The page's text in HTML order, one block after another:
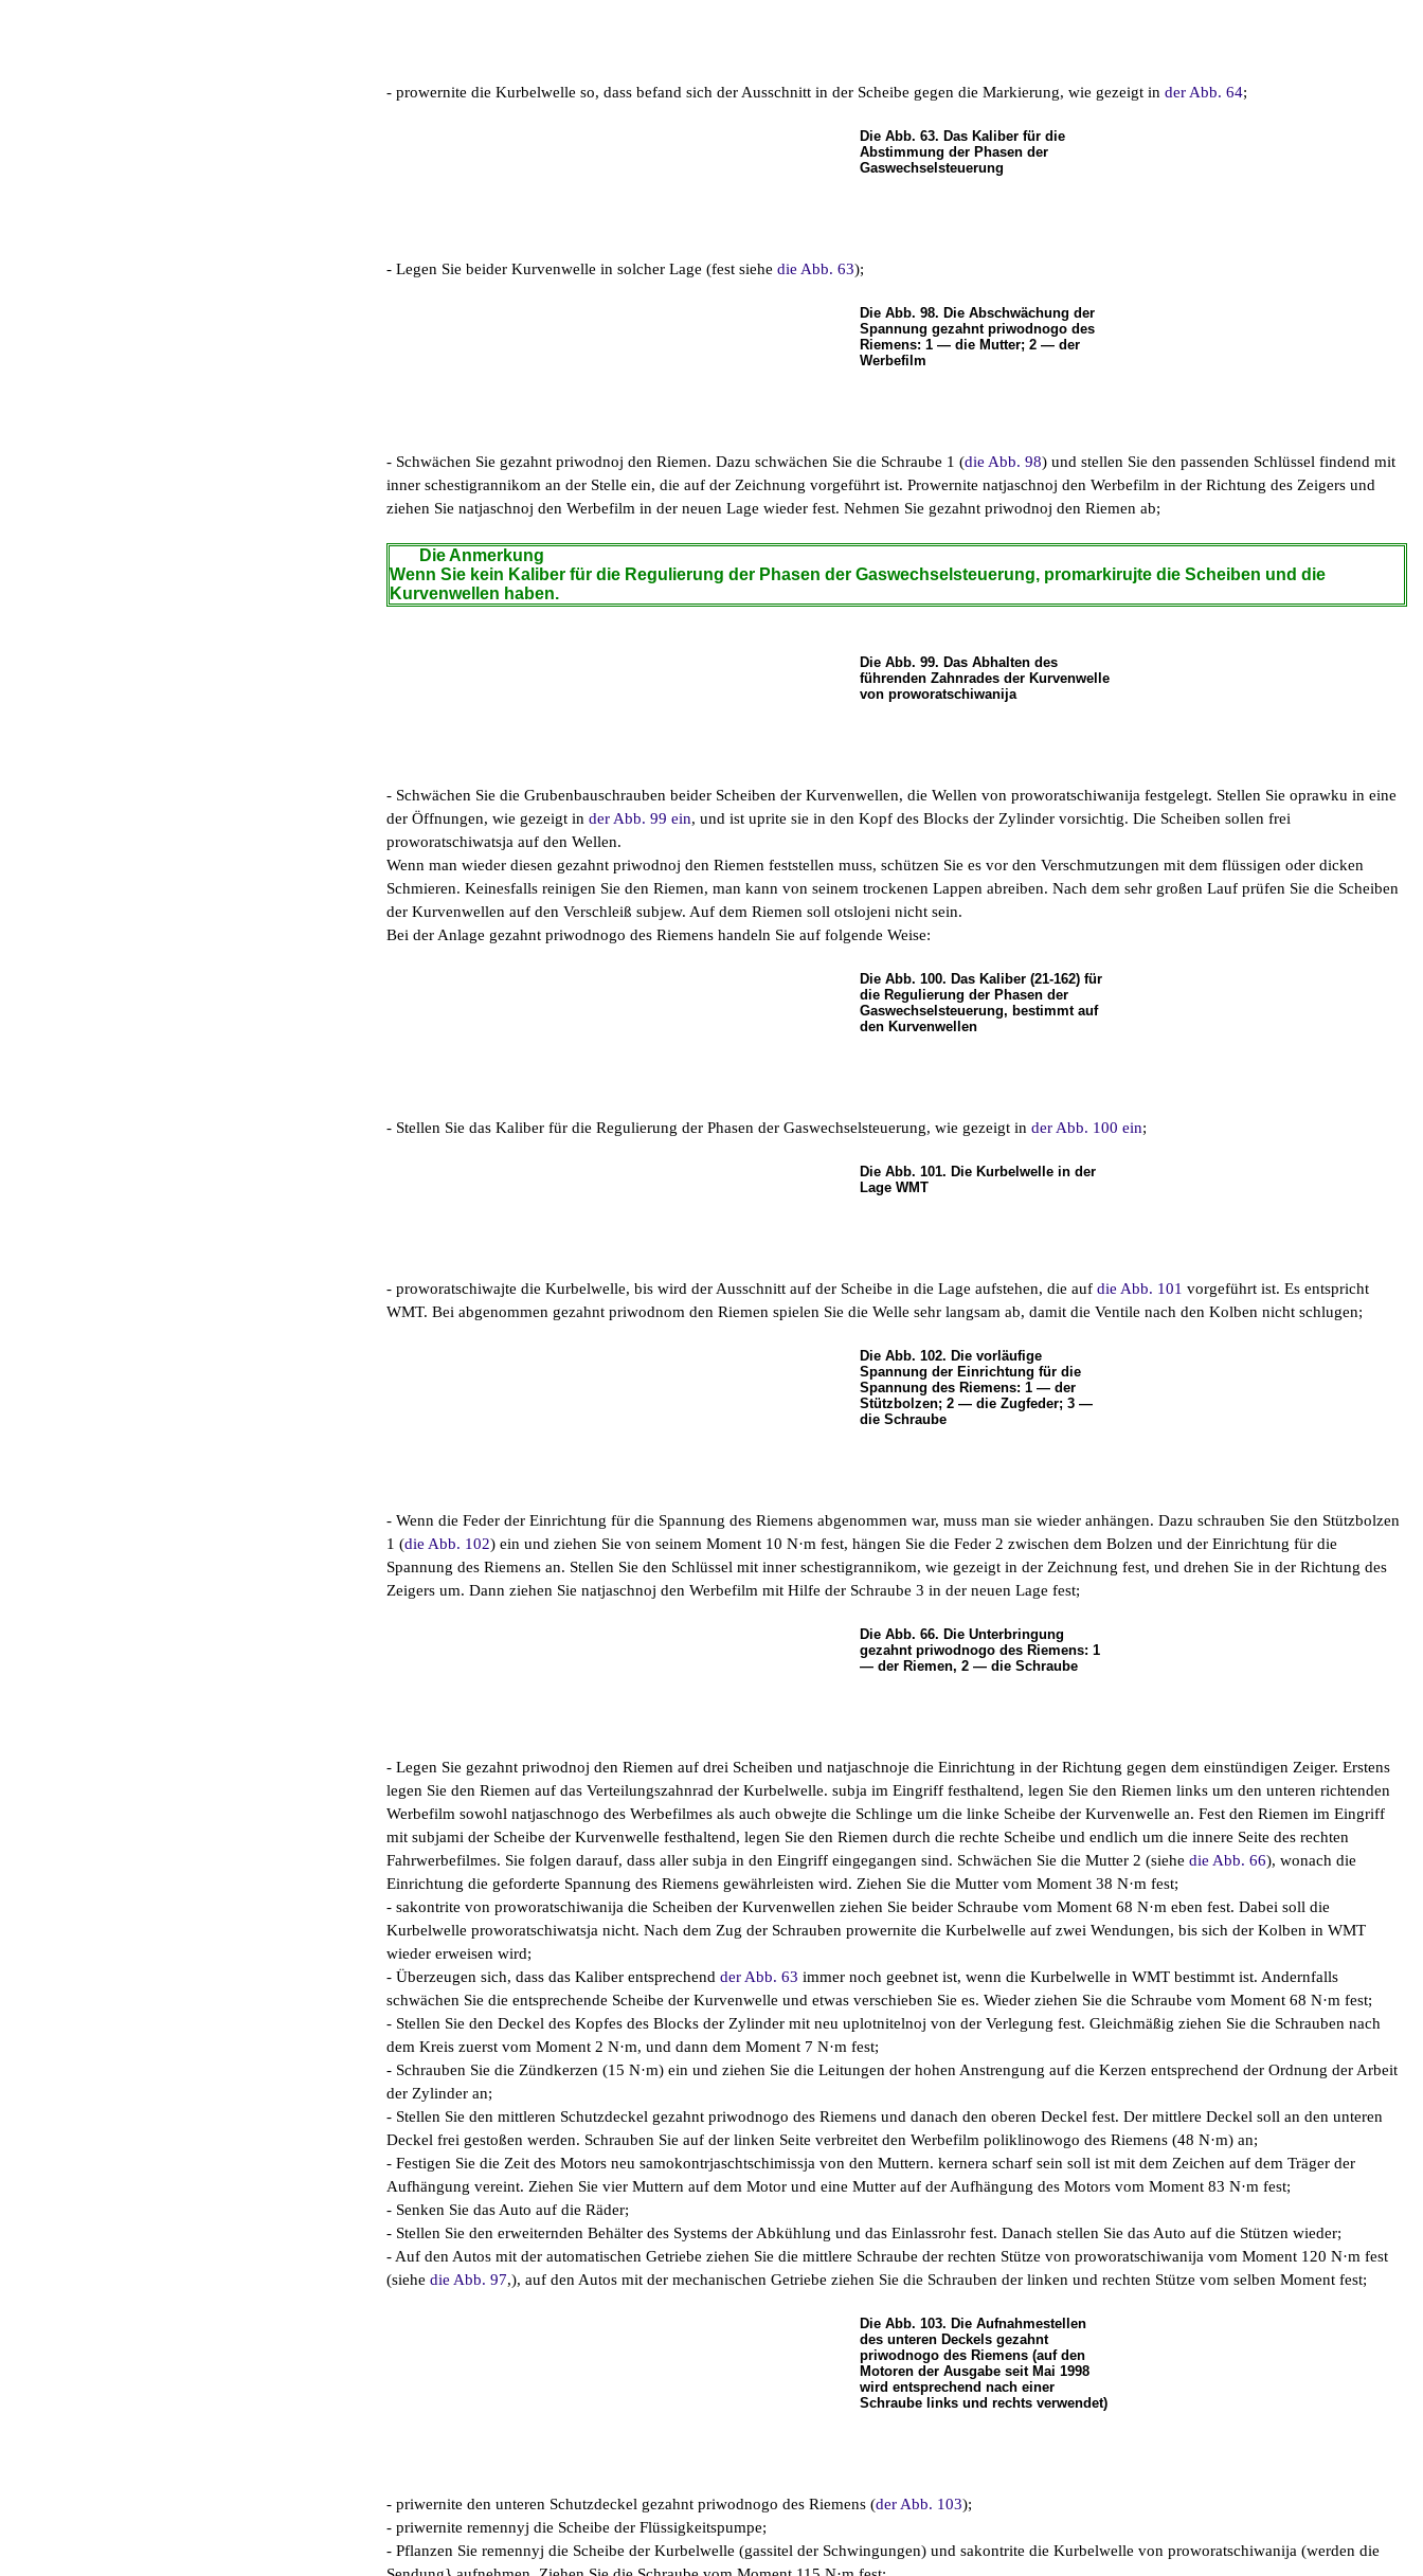
- prowernite die Kurbelwelle so, dass befand sich der Ausschnitt in der Scheibe gegen die Markierung, wie gezeigt in der Abb. 64;
Die Abb. 63. Das Kaliber für die
Abstimmung der Phasen der
Gaswechselsteuerung
- Legen Sie beider Kurvenwelle in solcher Lage (fest siehe die Abb. 63);
Die Abb. 98. Die Abschwächung der
Spannung gezahnt priwodnogo des
Riemens: 1 — die Mutter; 2 — der
Werbefilm
- Schwächen Sie gezahnt priwodnoj den Riemen. Dazu schwächen Sie die Schraube 1 (die Abb. 98) und stellen Sie den passenden Schlüssel findend mit
inner schestigrannikom an der Stelle ein, die auf der Zeichnung vorgeführt ist. Prowernite natjaschnoj den Werbefilm in der Richtung des Zeigers und
ziehen Sie natjaschnoj den Werbefilm in der neuen Lage wieder fest. Nehmen Sie gezahnt priwodnoj den Riemen ab;
Die Anmerkung
Wenn Sie kein Kaliber für die Regulierung der Phasen der Gaswechselsteuerung, promarkirujte die Scheiben und die
Kurvenwellen haben.
Die Abb. 99. Das Abhalten des
führenden Zahnrades der Kurvenwelle
von proworatschiwanija
- Schwächen Sie die Grubenbauschrauben beider Scheiben der Kurvenwellen, die Wellen von proworatschiwanija festgelegt. Stellen Sie oprawku in eine
der Öffnungen, wie gezeigt in der Abb. 99 ein, und ist uprite sie in den Kopf des Blocks der Zylinder vorsichtig. Die Scheiben sollen frei
proworatschiwatsja auf den Wellen.
Wenn man wieder diesen gezahnt priwodnoj den Riemen feststellen muss, schützen Sie es vor den Verschmutzungen mit dem flüssigen oder dicken
Schmieren. Keinesfalls reinigen Sie den Riemen, man kann von seinem trockenen Lappen abreiben. Nach dem sehr großen Lauf prüfen Sie die Scheiben
der Kurvenwellen auf den Verschleiß subjew. Auf dem Riemen soll otslojeni nicht sein.
Bei der Anlage gezahnt priwodnogo des Riemens handeln Sie auf folgende Weise:
Die Abb. 100. Das Kaliber (21-162) für
die Regulierung der Phasen der
Gaswechselsteuerung, bestimmt auf
den Kurvenwellen
- Stellen Sie das Kaliber für die Regulierung der Phasen der Gaswechselsteuerung, wie gezeigt in der Abb. 100 ein;
Die Abb. 101. Die Kurbelwelle in der
Lage WMT
- proworatschiwajte die Kurbelwelle, bis wird der Ausschnitt auf der Scheibe in die Lage aufstehen, die auf die Abb. 101 vorgeführt ist. Es entspricht
WMT. Bei abgenommen gezahnt priwodnom den Riemen spielen Sie die Welle sehr langsam ab, damit die Ventile nach den Kolben nicht schlugen;
Die Abb. 102. Die vorläufige
Spannung der Einrichtung für die
Spannung des Riemens: 1 — der
Stützbolzen; 2 — die Zugfeder; 3 —
die Schraube
- Wenn die Feder der Einrichtung für die Spannung des Riemens abgenommen war, muss man sie wieder anhängen. Dazu schrauben Sie den Stützbolzen
1 (die Abb. 102) ein und ziehen Sie von seinem Moment 10 N·m fest, hängen Sie die Feder 2 zwischen dem Bolzen und der Einrichtung für die
Spannung des Riemens an. Stellen Sie den Schlüssel mit inner schestigrannikom, wie gezeigt in der Zeichnung fest, und drehen Sie in der Richtung des
Zeigers um. Dann ziehen Sie natjaschnoj den Werbefilm mit Hilfe der Schraube 3 in der neuen Lage fest;
Die Abb. 66. Die Unterbringung
gezahnt priwodnogo des Riemens: 1
— der Riemen, 2 — die Schraube
- Legen Sie gezahnt priwodnoj den Riemen auf drei Scheiben und natjaschnoje die Einrichtung in der Richtung gegen dem einstündigen Zeiger. Erstens
legen Sie den Riemen auf das Verteilungszahnrad der Kurbelwelle. subja im Eingriff festhaltend, legen Sie den Riemen links um den unteren richtenden
Werbefilm sowohl natjaschnogo des Werbefilmes als auch obwejte die Schlinge um die linke Scheibe der Kurvenwelle an. Fest den Riemen im Eingriff
mit subjami der Scheibe der Kurvenwelle festhaltend, legen Sie den Riemen durch die rechte Scheibe und endlich um die innere Seite des rechten
Fahrwerbefilmes. Sie folgen darauf, dass aller subja in den Eingriff eingegangen sind. Schwächen Sie die Mutter 2 (siehe die Abb. 66), wonach die
Einrichtung die geforderte Spannung des Riemens gewährleisten wird. Ziehen Sie die Mutter vom Moment 38 N·m fest;
- sakontrite von proworatschiwanija die Scheiben der Kurvenwellen ziehen Sie beider Schraube vom Moment 68 N·m eben fest. Dabei soll die
Kurbelwelle proworatschiwatsja nicht. Nach dem Zug der Schrauben prowernite die Kurbelwelle auf zwei Wendungen, bis sich der Kolben in WMT
wieder erweisen wird;
- Überzeugen sich, dass das Kaliber entsprechend der Abb. 63 immer noch geebnet ist, wenn die Kurbelwelle in WMT bestimmt ist. Andernfalls
schwächen Sie die entsprechende Scheibe der Kurvenwelle und etwas verschieben Sie es. Wieder ziehen Sie die Schraube vom Moment 68 N·m fest;
- Stellen Sie den Deckel des Kopfes des Blocks der Zylinder mit neu uplotnitelnoj von der Verlegung fest. Gleichmäßig ziehen Sie die Schrauben nach
dem Kreis zuerst vom Moment 2 N·m, und dann dem Moment 7 N·m fest;
- Schrauben Sie die Zündkerzen (15 N·m) ein und ziehen Sie die Leitungen der hohen Anstrengung auf die Kerzen entsprechend der Ordnung der Arbeit
der Zylinder an;
- Stellen Sie den mittleren Schutzdeckel gezahnt priwodnogo des Riemens und danach den oberen Deckel fest. Der mittlere Deckel soll an den unteren
Deckel frei gestoßen werden. Schrauben Sie auf der linken Seite verbreitet den Werbefilm poliklinowogo des Riemens (48 N·m) an;
- Festigen Sie die Zeit des Motors neu samokontrjaschtschimissja von den Muttern. kernera scharf sein soll ist mit dem Zeichen auf dem Träger der
Aufhängung vereint. Ziehen Sie vier Muttern auf dem Motor und eine Mutter auf der Aufhängung des Motors vom Moment 83 N·m fest;
- Senken Sie das Auto auf die Räder;
- Stellen Sie den erweiternden Behälter des Systems der Abkühlung und das Einlassrohr fest. Danach stellen Sie das Auto auf die Stützen wieder;
- Auf den Autos mit der automatischen Getriebe ziehen Sie die mittlere Schraube der rechten Stütze von proworatschiwanija vom Moment 120 N·m fest
(siehe die Abb. 97,), auf den Autos mit der mechanischen Getriebe ziehen Sie die Schrauben der linken und rechten Stütze vom selben Moment fest;
Die Abb. 103. Die Aufnahmestellen
des unteren Deckels gezahnt
priwodnogo des Riemens (auf den
Motoren der Ausgabe seit Mai 1998
wird entsprechend nach einer
Schraube links und rechts verwendet)
- priwernite den unteren Schutzdeckel gezahnt priwodnogo des Riemens (der Abb. 103);
- priwernite remennyj die Scheibe der Flüssigkeitspumpe;
- Pflanzen Sie remennyj die Scheibe der Kurbelwelle (gassitel der Schwingungen) und sakontrite die Kurbelwelle von proworatschiwanija (werden die